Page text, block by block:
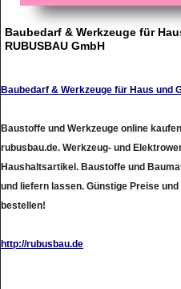
Baubedarf & Werkzeuge für
RUBUSBAU GmbH
Baubedarf & Werkzeuge für Haus und
Baustoffe und Werkzeuge online
rubusbau.de. Werkzeug- und
Haushaltsartikel. Baustoffe und
und liefern lassen. Günstige Preise
bestellen!
http://rubusbau.de